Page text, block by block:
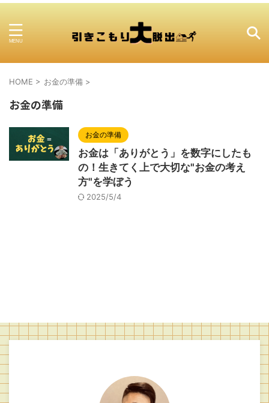
HOME > お金の準備 >
お金の準備
お金の準備
お金は「ありがとう」を数字にしたも
の！生きてく上で大切な"お金の考え
方"を学ぼう
2025/5/4